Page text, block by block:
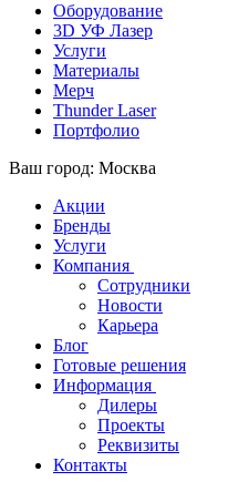
Оборудование
3D УФ Лазер
Услуги
Материалы
Мерч
Thunder Laser
Портфолио
Ваш город: Москва
Акции
Бренды
Услуги
Компания
Сотрудники
Новости
Карьера
Блог
Готовые решения
Информация
Дилеры
Проекты
Реквизиты
Контакты